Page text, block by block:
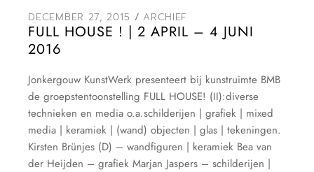
DECEMBER 27, 2015 ARCHIEF
FULL HOUSE ! | 2 APRIL – 4 JUNI
2016
Jonkergouw KunstWerk presenteert bij kunstruimte BMB
de groepstentoonstelling FULL HOUSE! (II):diverse
technieken en media o.a.schilderijen | grafiek | mixed
media | keramiek | (wand) objecten | glas | tekeningen.
Kirsten Brünjes (D) – wandfiguren | keramiek Bea van
der Heijden – grafiek Marjan Jaspers – schilderijen |